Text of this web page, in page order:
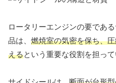
ロータリーエンジンの要であ
品は、 燃焼室の気密を保ち、
えるという重要な役割を担って